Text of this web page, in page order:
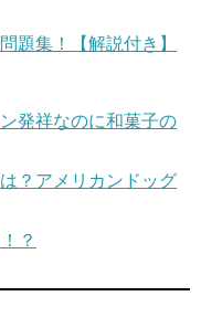
題集！【解説付き】
発祥なのに和菓子の
？アメリカンドッグ
？